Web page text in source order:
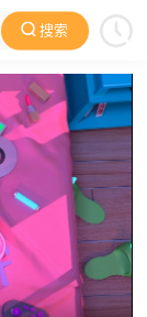
搜索
动漫 动漫电影